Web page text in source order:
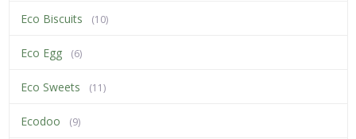
Eco Biscuits (10)
Eco Egg (6)
Eco Sweets (11)
Ecodoo (9)